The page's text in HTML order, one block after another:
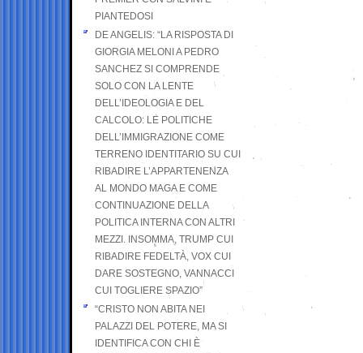
PIANTEDOSI
DE ANGELIS: “LA RISPOSTA DI
GIORGIA MELONI A PEDRO
SANCHEZ SI COMPRENDE
SOLO CON LA LENTE
DELL’IDEOLOGIA E DEL
CALCOLO: LE POLITICHE
DELL’IMMIGRAZIONE COME
TERRENO IDENTITARIO SU CUI
RIBADIRE L’APPARTENENZA
AL MONDO MAGA E COME
CONTINUAZIONE DELLA
POLITICA INTERNA CON ALTRI
MEZZI. INSOMMA, TRUMP CUI
RIBADIRE FEDELTÀ, VOX CUI
DARE SOSTEGNO, VANNACCI
CUI TOGLIERE SPAZIO”
“CRISTO NON ABITA NEI
PALAZZI DEL POTERE, MA SI
IDENTIFICA CON CHI È